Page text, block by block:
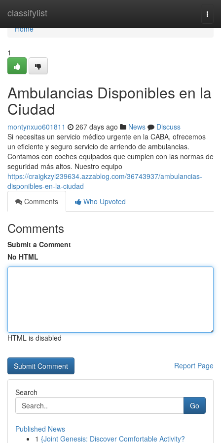
classifylist
Home
Home
1
Ambulancias Disponibles en la
Ciudad
montynxuo601811 267 days ago News
Discuss
Si necesitas un servicio médico urgente en la CABA, ofrecemos
un eficiente y seguro servicio de arriendo de ambulancias.
Contamos con coches equipados que cumplen con las normas de
seguridad más altos. Nuestro equipo
https://craigkzyl239634.azzablog.com/36743937/ambulancias-
disponibles-en-la-ciudad
Comments
Who Upvoted
Comments
Submit a Comment
No HTML
HTML is disabled
Report Page
Search
Go
Published News
1 {Joint Genesis: Discover Comfortable Activity?